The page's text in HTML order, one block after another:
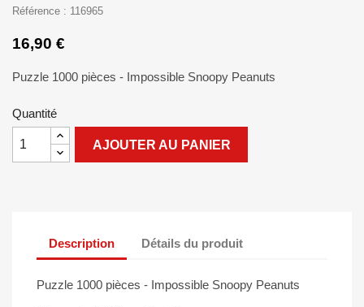
Référence : 116965
16,90 €
Puzzle 1000 pièces - Impossible Snoopy Peanuts
Quantité
AJOUTER AU PANIER
Description Détails du produit
Puzzle 1000 pièces - Impossible Snoopy Peanuts